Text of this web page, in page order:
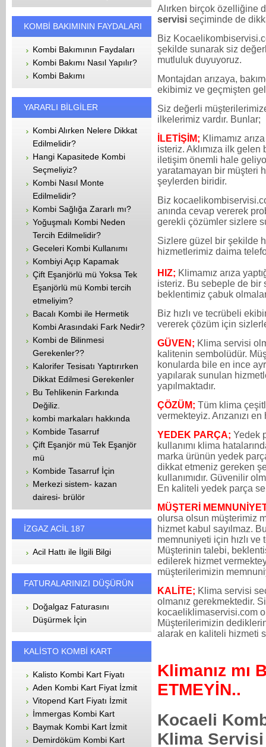
KOMBİ BAKIMININ FAYDALARI
Kombi Bakımının Faydaları
Kombi Bakımı Nasıl Yapılır?
Kombi Bakımı
YARARLI BİLGİLER
Kombi Alırken Nelere Dikkat
Edilmelidir?
Hangi Kapasitede Kombi
Seçmeliyiz?
Kombi Nasıl Monte
Edilmelidir?
Kombi Sağlığa Zararlı mı?
Yoğuşmalı Kombi Neden
Tercih Edilmelidir?
Geceleri Kombi Kullanımı
Kombiyi Açıp Kapamak
Çift Eşanjörlü mü Yoksa Tek
Eşanjörlü mü Kombi tercih
etmeliyim?
Bacalı Kombi ile Hermetik
Kombi Arasındaki Fark Nedir?
Kombi de Bilinmesi
Gerekenler??
Kalorifer Tesisatı Yaptırırken
Dikkat Edilmesi Gerekenler
Bu Tehlikenin Farkında
Değiliz.
kombi markaları hakkında
Kombide Tasarruf
Çift Eşanjör mü Tek Eşanjör
mü
Kombide Tasarruf İçin
Merkezi sistem- kazan
dairesi- brülör
İZGAZ ACİL 187
Acil Hattı ile İlgili Bilgi
FATURALARINIZI DÜŞÜRÜN
Doğalgaz Faturasını
Düşürmek İçin
KALİSTO KOMBİ KART
Kalisto Kombi Kart Fiyatı
Aden Kombi Kart Fiyat İzmit
Vitopend Kart Fiyatı İzmit
İmmergas Kombi Kart
Baymak Kombi Kart İzmit
Demirdöküm Kombi Kart
Alırken birçok özelliğine
servisi seçiminde de
Biz
şekilde sunarak siz
mutluluk duyuyoruz.
Montajdan arızaya,
ekibimiz ve geçmişten
Siz değerli
ilkelerimiz vardır. Bunlar;
İLETİŞİM; Klimamız
isteriz. Aklımıza ilk
iletişim önemli hale
yaratamayan bir müşteri
şeylerden biridir.
Biz
anında cevap vererek
gerekli çözümler sizlere
Sizlere güzel bir şekilde
hizmetlerimiz daima
HIZ; Klimamız arıza
isteriz. Bu sebeple de bir
beklentimiz çabuk
Biz hızlı ve tecrübeli
vererek çözüm için
GÜVEN; Klima servisi
kalitenin sembolüdür.
konularda bile en ince
yapılarak sunulan
yapılmaktadır.
ÇÖZÜM; Tüm klima
vermekteyiz. Arızanızı
YEDEK PARÇA; Yedek
kullanımı klima
marka ürünün yedek
dikkat etmeniz gereken
kullanımıdır. Güvenilir
En kaliteli yedek parça
MÜŞTERİ
olursa olsun müşterimiz
hizmet kabul sayılmaz.
memnuniyeti için hızlı ve
Müşterinin talebi,
edilerek hizmet
müşterilerimizin
KALİTE; Klima servisi
olmanız gerekmektedir.
kocaeliklimaservisi.com
Müşterilerimizin
alarak en kaliteli hizmeti
Klimanız mı
ETMEYİN..
Kocaeli
Klima